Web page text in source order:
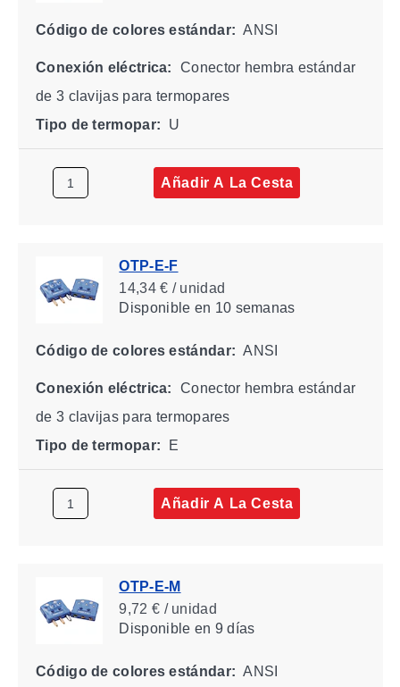
Código de colores estándar: ANSI
Conexión eléctrica:
Conector hembra estándar
de 3 clavijas para termopares
Tipo de termopar:
U
Añadir A La Cesta
OTP-E-F
14,34 € / unidad
Disponibleen 10 semanas
Código de colores estándar: ANSI
Conexión eléctrica:
Conector hembra estándar
de 3 clavijas para termopares
Tipo de termopar:
E
Añadir A La Cesta
OTP-E-M
9,72 € / unidad
Disponibleen 9 días
Código de colores estándar: ANSI